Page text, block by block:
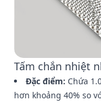
Tấm chắn nhiệt
Đặc điểm: Chứa
hơn khoảng 40% so